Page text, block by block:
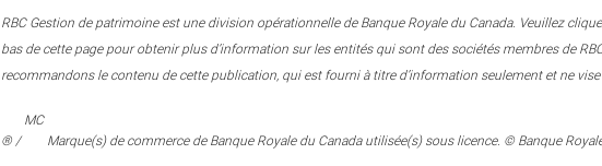
RBC Gestion de patrimoine est une division opérationnelle de Banque Royale du Canada. Veuillez
bas de cette page pour obtenir plus d’information sur les entités qui sont des sociétés membres de
recommandons le contenu de cette publication, qui est fourni à titre d’information seulement et ne
® /
MC
Marque(s) de commerce de Banque Royale du Canada utilisée(s) sous licence. © Banque